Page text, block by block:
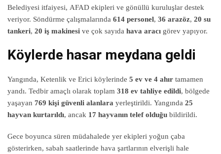
Belediyesi itfaiyesi, AFAD ekipleri ve gönüllü kuruluşlar destek
veriyor. Söndürme çalışmalarında 614 personel, 36 arazöz, 20 su
tankeri, 20 iş makinesi ve çok sayıda hava aracı görev yapıyor.
Köylerde hasar meydana geldi
Yangında, Ketenlik ve Erici köylerinde 5 ev ve 4 ahır tamamen
yandı. Tedbir amaçlı olarak toplam 318 ev tahliye edildi, bölgede
yaşayan 769 kişi güvenli alanlara yerleştirildi. Yangında 25
hayvan kurtarıldı, ancak 17 hayvanın telef olduğu bildirildi.
Gece boyunca süren müdahalede yer ekipleri yoğun çaba
gösterirken, sabah saatlerinde hava şartlarının elverişli hale